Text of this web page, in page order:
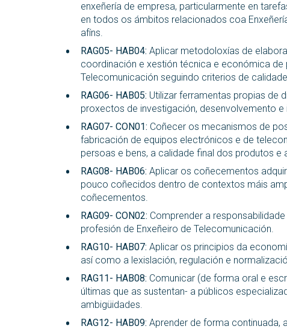
enxeñería de empresa, particularmente en
en todos os ámbitos relacionados coa
afíns.
RAG05- HAB04: Aplicar metodoloxías de
coordinación e xestión técnica e económica
Telecomunicación seguindo criterios de
RAG06- HAB05: Utilizar ferramentas propias de
proxectos de investigación, desenvolvemento
RAG07- CON01: Coñecer os mecanismos de
fabricación de equipos electrónicos e de
persoas e bens, a calidade final dos produtos e
RAG08- HAB06: Aplicar os coñecementos
pouco coñecidos dentro de contextos máis
coñecementos.
RAG09- CON02: Comprender a
profesión de Enxeñeiro de Telecomunicación.
RAG10- HAB07: Aplicar os principios da
así como a lexislación, regulación e
RAG11- HAB08: Comunicar (de forma oral e
últimas que as sustentan- a públicos
ambigüidades.
RAG12- HAB09: Aprender de forma continuada,